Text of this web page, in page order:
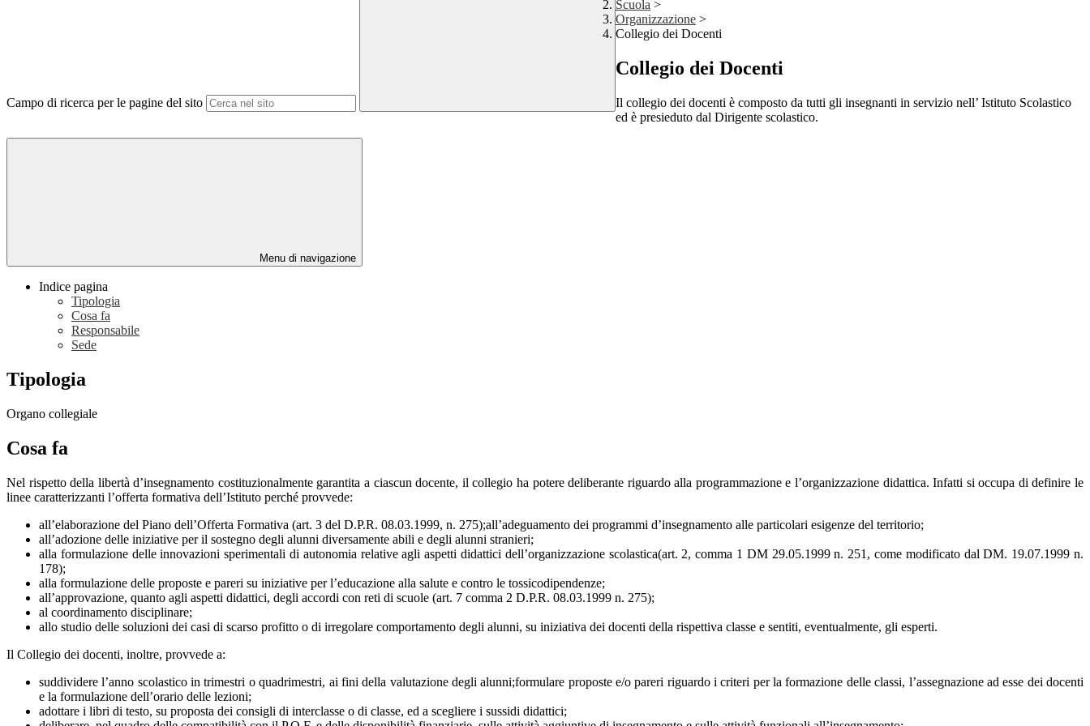
Campo di ricerca per le pagine del sito
Scuola >
Organizzazione >
Collegio dei Docenti
Collegio dei Docenti
Il collegio dei docenti è composto da tutti gli insegnanti in servizio nell’ Istituto Scolastico
ed è presieduto dal Dirigente scolastico.
Menu di navigazione
Indice pagina
Tipologia
Cosa fa
Responsabile
Sede
Tipologia
Organo collegiale
Cosa fa
Nel rispetto della libertà d’insegnamento costituzionalmente garantita a ciascun docente, il collegio ha potere deliberante riguardo alla programmazione e l’organizzazione didattica. Infatti si occupa di definire le
linee caratterizzanti l’offerta formativa dell’Istituto perché provvede:
all’elaborazione del Piano dell’Offerta Formativa (art. 3 del D.P.R. 08.03.1999, n. 275);all’adeguamento dei programmi d’insegnamento alle particolari esigenze del territorio;
all’adozione delle iniziative per il sostegno degli alunni diversamente abili e degli alunni stranieri;
alla formulazione delle innovazioni sperimentali di autonomia relative agli aspetti didattici dell’organizzazione scolastica(art. 2, comma 1 DM 29.05.1999 n. 251, come modificato dal DM. 19.07.1999 n.
178);
alla formulazione delle proposte e pareri su iniziative per l’educazione alla salute e contro le tossicodipendenze;
all’approvazione, quanto agli aspetti didattici, degli accordi con reti di scuole (art. 7 comma 2 D.P.R. 08.03.1999 n. 275);
al coordinamento disciplinare;
allo studio delle soluzioni dei casi di scarso profitto o di irregolare comportamento degli alunni, su iniziativa dei docenti della rispettiva classe e sentiti, eventualmente, gli esperti.
Il Collegio dei docenti, inoltre, provvede a:
suddividere l’anno scolastico in trimestri o quadrimestri, ai fini della valutazione degli alunni;formulare proposte e/o pareri riguardo i criteri per la formazione delle classi, l’assegnazione ad esse dei docenti
e la formulazione dell’orario delle lezioni;
adottare i libri di testo, su proposta dei consigli di interclasse o di classe, ed a scegliere i sussidi didattici;